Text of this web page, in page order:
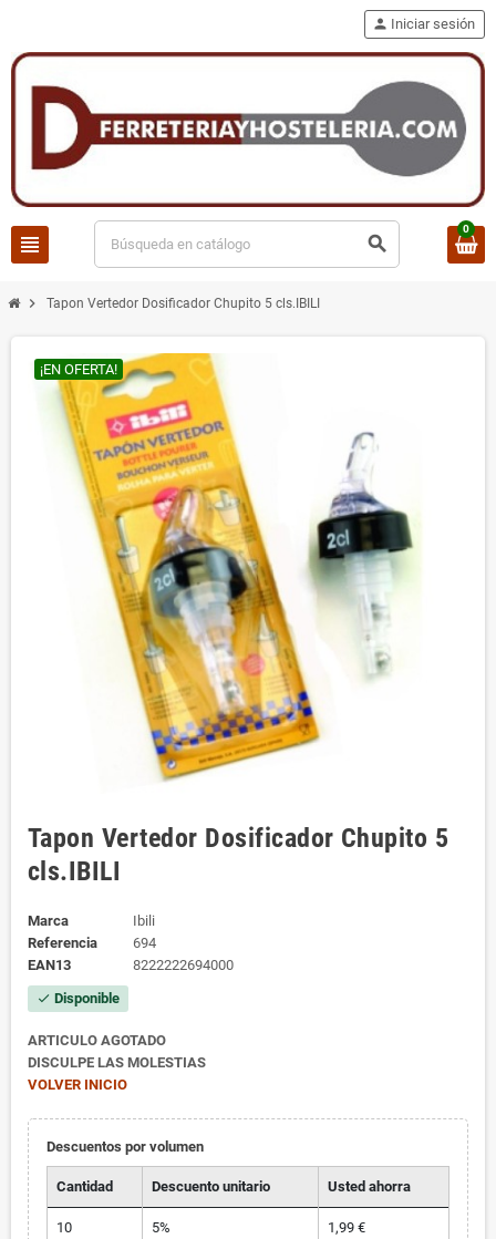
view_headline search
person Iniciar sesión
0
chevron_right Tapon Vertedor Dosificador Chupito 5 cls.IBILI
¡EN OFERTA!
Tapon Vertedor Dosificador Chupito 5
cls.IBILI
Marca
Ibili
Referencia
694
EAN13
8222222694000
check Disponible
ARTICULO AGOTADO
DISCULPE LAS MOLESTIAS
VOLVER INICIO
Descuentos por volumen
Cantidad Descuento unitario Usted ahorra
10 5% 1,99 €